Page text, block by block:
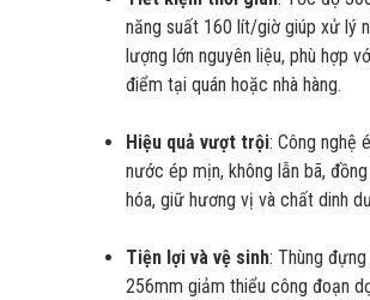
năng suất 160 lít/giờ giúp xử lý
lượng lớn nguyên liệu, phù hợp
điểm tại quán hoặc nhà hàng.
Hiệu quả vượt trội: Công nghệ
nước ép mịn, không lẫn bã,
hóa, giữ hương vị và chất dinh
Tiện lợi và vệ sinh: Thùng
256mm giảm thiểu công đoạn